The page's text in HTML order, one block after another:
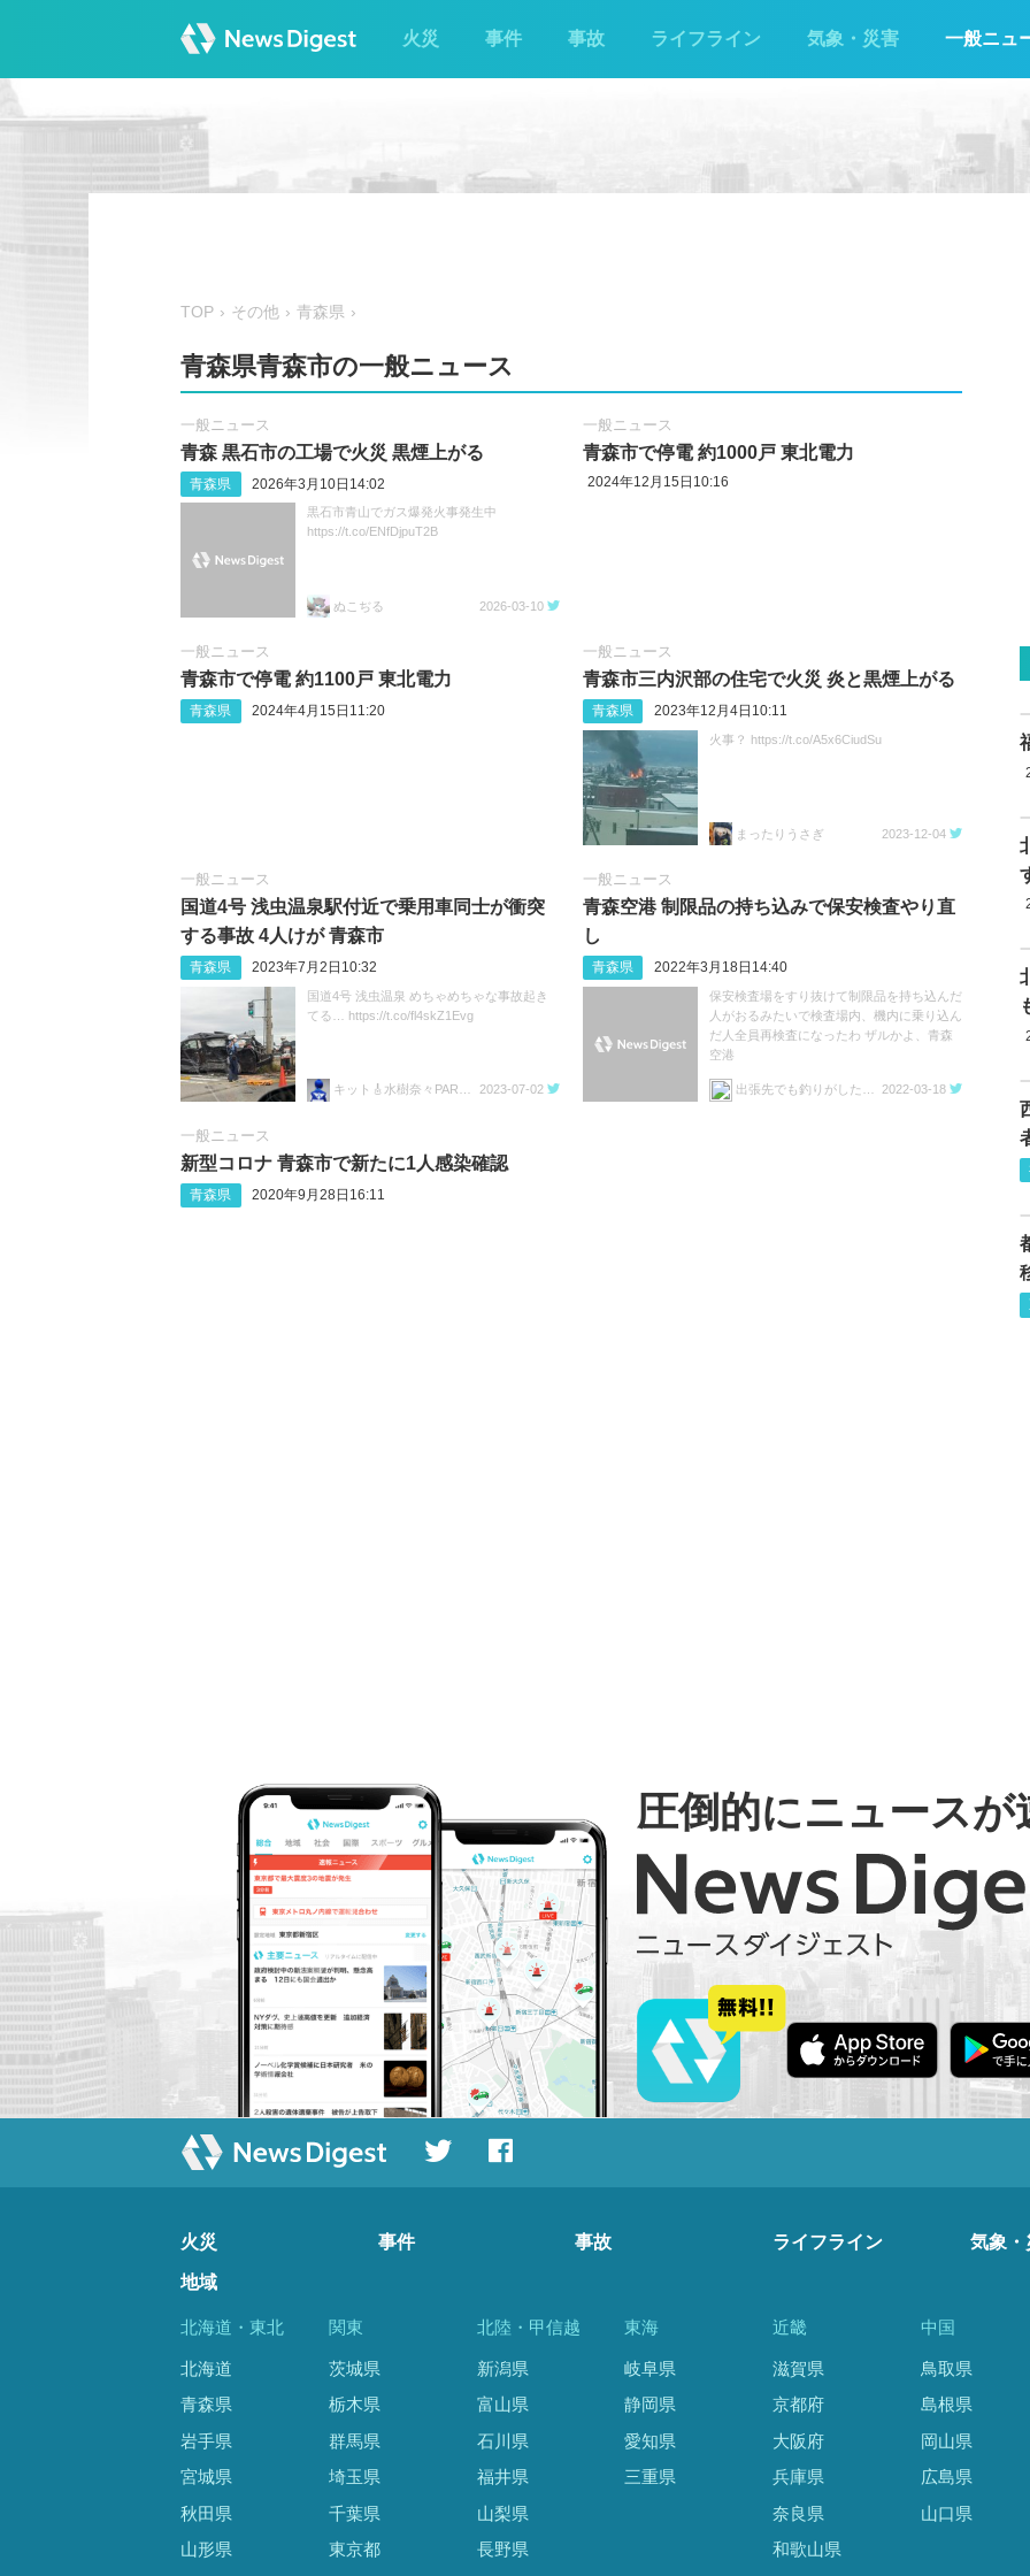
火災 事件 事故 ライフライン 気象・災害 一般ニュ
TOP その他 青森県
青森県青森市の一般ニュース
一般ニュース
青森 黒石市の工場で火災 黒煙上がる
青森県 2026年3月10日14:02
黒石市青山でガス爆発火事発生中
https://t.co/ENfDjpuT2B
ぬこぢる 2026-03-10
一般ニュース
青森市で停電 約1000戸 東北電力
2024年12月15日10:16
一般ニュース
青森市で停電 約1100戸 東北電力
青森県 2024年4月15日11:20
一般ニュース
青森市三内沢部の住宅で火災 炎と黒煙上がる
青森県 2023年12月4日10:11
火事？ https://t.co/A5x6CiudSu
まったりうさぎ 2023-12-04
一般ニュース
国道4号 浅虫温泉駅付近で乗用車同士が衝突
する事故 4人けが 青森市
青森県 2023年7月2日10:32
国道4号 浅虫温泉 めちゃめちゃな事故起き
てる… https://t.co/fl4skZ1Evg
2023-07-02
一般ニュース
青森空港 制限品の持ち込みで保安検査やり直
し
青森県 2022年3月18日14:40
保安検査場をすり抜けて制限品を持ち込んだ
人がおるみたいで検査場内、機内に乗り込ん
だ人全員再検査になったわ ザルかよ、青森
空港
2022-03-18
一般ニュース
新型コロナ 青森市で新たに1人感染確認
青森県 2020年9月28日16:11
圧倒的にニュースが
火災 事件 事故 ライフライン 気象・
地域
北海道・東北
北海道
青森県
岩手県
宮城県
秋田県
山形県
関東
茨城県
栃木県
群馬県
埼玉県
千葉県
東京都
北陸・甲信越
新潟県
富山県
石川県
福井県
山梨県
長野県
東海
岐阜県
静岡県
愛知県
三重県
近畿
滋賀県
京都府
大阪府
兵庫県
奈良県
和歌山県
中国
鳥取県
島根県
岡山県
広島県
山口県